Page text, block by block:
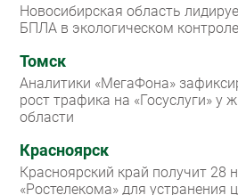
Новосибирская область
БПЛА в экологическом контроле
Томск
Аналитики «МегаФона»
рост трафика на «Госуслуги» у
области
Красноярск
Красноярский край получит 28
«Ростелекома» для устранения